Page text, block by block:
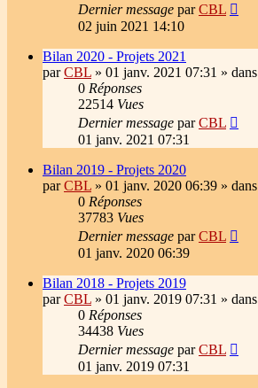
Dernier message parCBL
02 juin 2021 14:10
Bilan 2020 - Projets 2021
parCBL » 01 janv. 2021 07:31 » dans
0 Réponses
22514 Vues
Dernier message parCBL
01 janv. 2021 07:31
Bilan 2019 - Projets 2020
parCBL » 01 janv. 2020 06:39 » dans
0 Réponses
37783 Vues
Dernier message parCBL
01 janv. 2020 06:39
Bilan 2018 - Projets 2019
parCBL » 01 janv. 2019 07:31 » dans
0 Réponses
34438 Vues
Dernier message parCBL
01 janv. 2019 07:31